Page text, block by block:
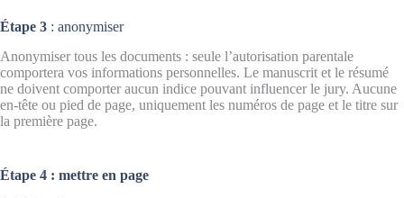
Étape 3 : anonymiser
Anonymiser tous les documents : seule l’autorisation parentale
comportera vos informations personnelles. Le manuscrit et le résumé
ne doivent comporter aucun indice pouvant influencer le jury. Aucune
en-tête ou pied de page, uniquement les numéros de page et le titre sur
la première page.
Étape 4 : mettre en page